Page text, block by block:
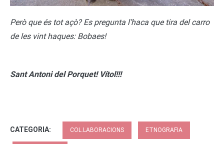
Però que és tot açò? Es pregunta l’haca que tira del carro
de les vint haques: Bobaes!
Sant Antoni del Porquet! Vítol!!!
CATEGORIA: COL.LABORACIONS ETNOGRAFIA